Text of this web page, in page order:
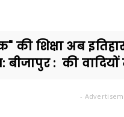
शिक्षा अब
: की वादियों
-